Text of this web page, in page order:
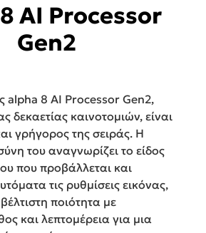
AI Processor
Gen2
alpha 8 AI Processor Gen2,
δεκαετίας καινοτομιών, είναι
γρήγορος της σειράς. Η
του αναγνωρίζει το είδος
που προβάλλεται και
τις ρυθμίσεις εικόνας,
ποιότητα με
και λεπτομέρεια για μια